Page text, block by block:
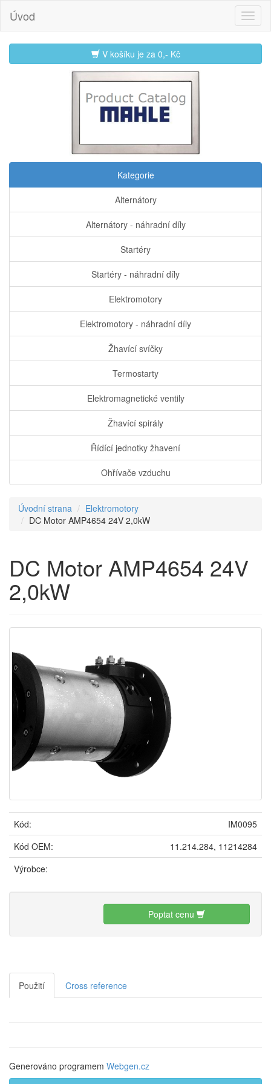
Úvod
V košíku je za 0,- Kč
Kategorie
Alternátory
Alternátory - náhradní díly
Startéry
Startéry - náhradní díly
Elektromotory
Elektromotory - náhradní díly
Žhavící svíčky
Termostarty
Elektromagnetické ventily
Žhavící spirály
Řídící jednotky žhavení
Ohřívače vzduchu
Úvodní strana
Elektromotory
DC Motor AMP4654 24V 2,0kW
DC Motor AMP4654 24V
2,0kW
Kód:
IM0095
Kód OEM:
11.214.284, 11214284
Výrobce:
Poptat cenu
Použití Cross reference
Generováno programem Webgen.cz